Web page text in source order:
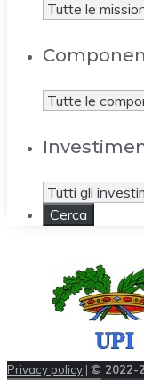
Privacy policy | © 2022-